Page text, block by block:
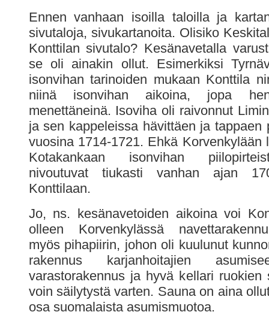
Ennen vanhaan isoilla taloilla ja
sivutaloja, sivukartanoita. Olisiko
Konttilan sivutalo? Kesänavetalla
se oli ainakin ollut. Esimerkiksi
isonvihan tarinoiden mukaan Konttila
niinä isonvihan aikoina, jopa
menettäneinä. Isoviha oli raivonnut
ja sen kappeleissa hävittäen ja tappaen
vuosina 1714-1721. Ehkä Korvenkylään
Kotakankaan isonvihan
nivoutuvat tiukasti vanhan ajan
Konttilaan.
Jo, ns. kesänavetoiden aikoina voi
olleen Korvenkylässä
myös pihapiirin, johon oli kuulunut
rakennus karjanhoitajien
varastorakennus ja hyvä kellari ruokien
voin säilytystä varten. Sauna on aina
osa suomalaista asumismuotoa.